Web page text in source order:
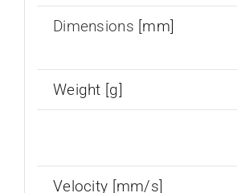
Dimensions [mm]
Weight [g]
Velocity [mm/s]